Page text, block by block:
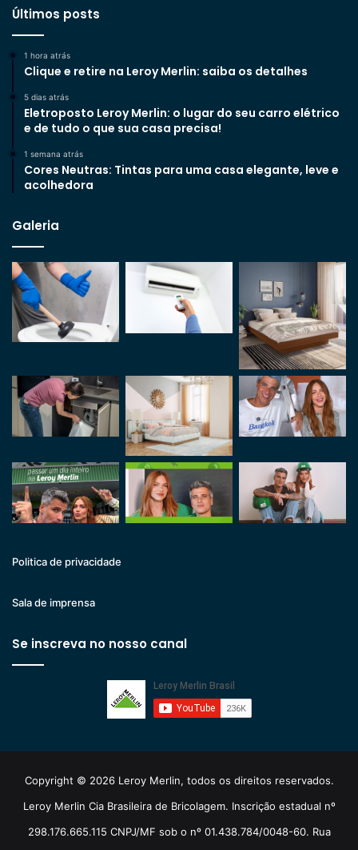
Últimos posts
1 hora atrás
Clique e retire na Leroy Merlin: saiba os detalhes
5 dias atrás
Eletroposto Leroy Merlin: o lugar do seu carro elétrico
e de tudo o que sua casa precisa!
1 semana atrás
Cores Neutras: Tintas para uma casa elegante, leve e
acolhedora
Galeria
Politica de privacidade
Sala de imprensa
Se inscreva no nosso canal
Copyright © 2026 Leroy Merlin, todos os direitos reservados.
Leroy Merlin Cia Brasileira de Bricolagem. Inscrição estadual nº
298.176.665.115 CNPJ/MF sob o nº 01.438.784/0048-60. Rua